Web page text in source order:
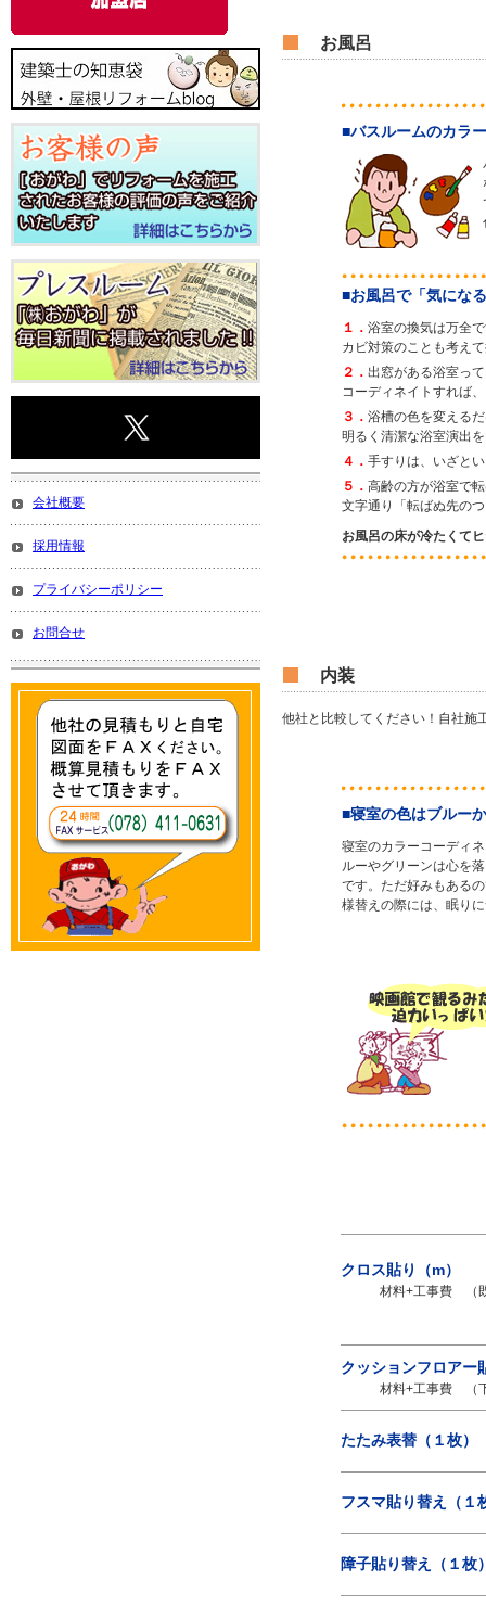
お風呂
■バスルームのカラ
■お風呂で「気にな
１． 浴室の換気は万全
カビ対策のことも考え
２． 出窓がある浴室っ
コーディネイトすれば
３． 浴槽の色を変える
明るく清潔な浴室演出
４． 手すりは、いざと
５． 高齢の方が浴室で
文字通り「転ばぬ先の
お風呂の床が冷たくて
内装
他社と比較してください！自社施
■寝室の色はブルー
寝室のカラーコーディ
ルーやグリーンは心を
です。ただ好みもある
様替えの際には、眠り
クロス貼り（m）
材料+工事費 （既存
クッションフロアー
材料+工事費 （下
たたみ表替（１枚）
フスマ貼り替え（１
障子貼り替え（１枚
会社概要
採用情報
プライバシーポリシー
お問合せ